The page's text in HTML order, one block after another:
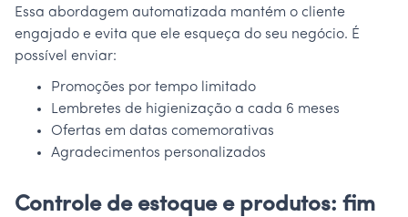
Essa abordagem automatizada mantém o cliente
engajado e evita que ele esqueça do seu negócio. É
possível enviar:
Promoções por tempo limitado
Lembretes de higienização a cada 6 meses
Ofertas em datas comemorativas
Agradecimentos personalizados
Controle de estoque e produtos: fim